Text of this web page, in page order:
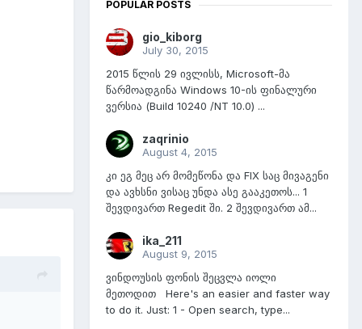
POPULAR POSTS
gio_kiborg
July 30, 2015
2015 წლის 29 ივლისს, Microsoft-მა
წარმოადგინა Windows 10-ის ფინალური
ვერსია (Build 10240 /NT 10.0) ...
zaqrinio
August 4, 2015
კი ეგ მეც არ მომეწონა და FIX საც მივაგენი
და ავხსნი ვისაც უნდა ასე გააკეთოს... 1
შევდივართ Regedit ში. 2 შევდივართ ამ...
ika_211
August 9, 2015
ვინდოუსის ფონის შეცვლა იოლი
მეთოდით Here's an easier and faster way
to do it. Just: 1 - Open search, type...